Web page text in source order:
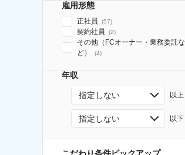
雇用形態
正社員 (57)
契約社員 (2)
その他（FCオーナー・業務委託な
ど）
(4)
年収
指定しない 以上
指定しない 以下